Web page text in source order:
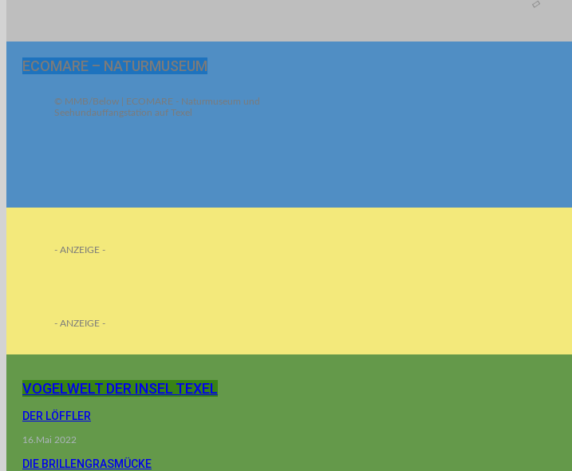
ECOMARE – NATURMUSEUM
© MMB/Below | ECOMARE - Naturmuseum und
Seehundauffangstation auf Texel
- ANZEIGE -
- ANZEIGE -
VOGELWELT DER INSEL TEXEL
DER LÖFFLER
16.Mai 2022
DIE BRILLENGRASMÜCKE